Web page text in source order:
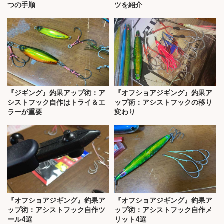
つの手順
ツを紹介
『ジギング』釣果アップ術：ア
シストフック自作はトライ＆エ
ラーが重要
『オフショアジギング』釣果ア
ップ術：アシストフックの移り
変わり
『オフショアジギング』釣果ア
ップ術：アシストフック自作ツ
ール4選
『オフショアジギング』釣果ア
ップ術：アシストフック自作メ
リット4選